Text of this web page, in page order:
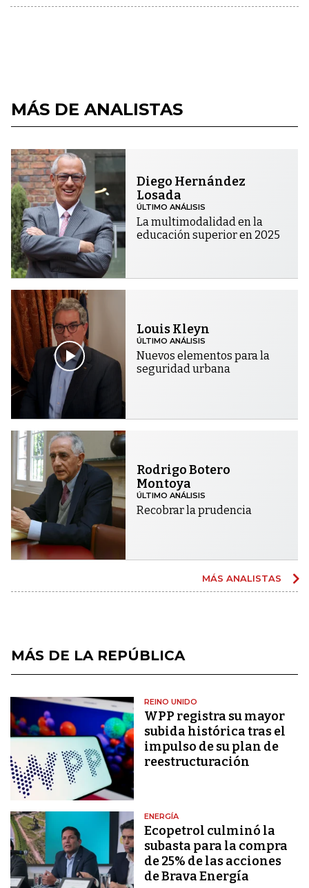
MÁS DE ANALISTAS
Diego Hernández
Losada
ÚLTIMO ANÁLISIS
La multimodalidad en la
educación superior en 2025
Louis Kleyn
ÚLTIMO ANÁLISIS
Nuevos elementos para la
seguridad urbana
Rodrigo Botero
Montoya
ÚLTIMO ANÁLISIS
Recobrar la prudencia
MÁS ANALISTAS
MÁS DE LA REPÚBLICA
REINO UNIDO
WPP registra su mayor
subida histórica tras el
impulso de su plan de
reestructuración
ENERGÍA
Ecopetrol culminó la
subasta para la compra
de 25% de las acciones
de Brava Energía